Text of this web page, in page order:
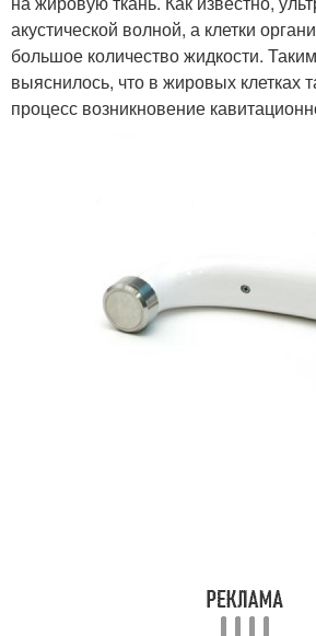
акустической волной, а клетки
большое количество жидкости.
выяснилось, что в жировых клетках
процесс возникновение